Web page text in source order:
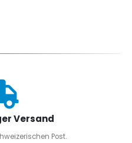
Versand
Post.